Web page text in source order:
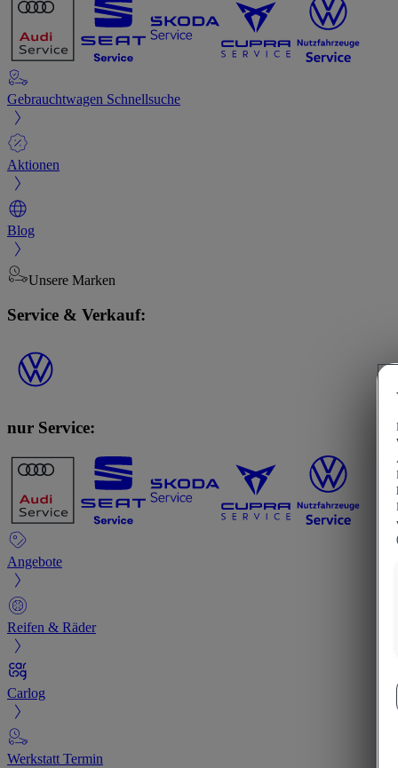
Gebrauchtwagen Schnellsuche
Aktionen
Blog
Unsere Marken
Service & Verkauf:
nur Service:
Angebote
Reifen & Räder
Carlog
Werkstatt Termin